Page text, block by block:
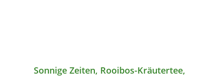
Sonnige Zeiten, Rooibos-Kräutertee,